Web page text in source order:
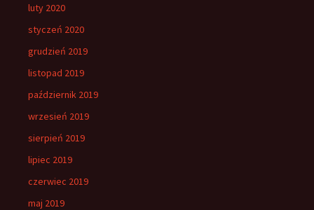
luty 2020
styczeń 2020
grudzień 2019
listopad 2019
październik 2019
wrzesień 2019
sierpień 2019
lipiec 2019
czerwiec 2019
maj 2019